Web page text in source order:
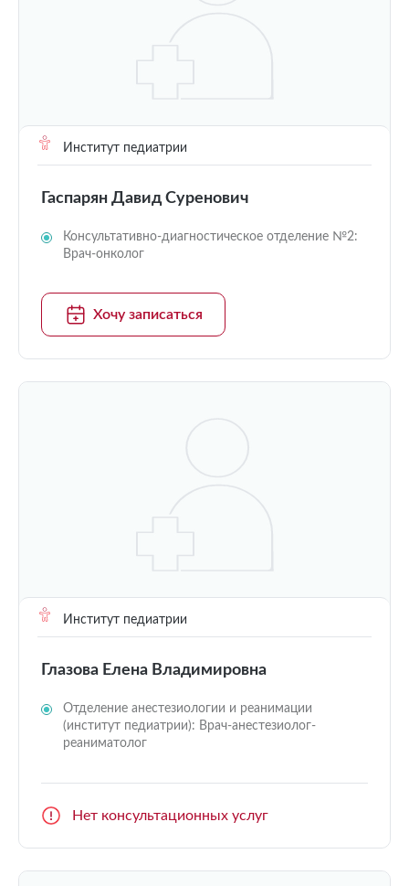
Институт педиатрии
Гаспарян Давид Суренович
Консультативно-диагностическое отделение №2:
Врач-онколог
Хочу записаться
Институт педиатрии
Глазова Елена Владимировна
Отделение анестезиологии и реанимации
(институт педиатрии): Врач-анестезиолог-
реаниматолог
Нет консультационных услуг